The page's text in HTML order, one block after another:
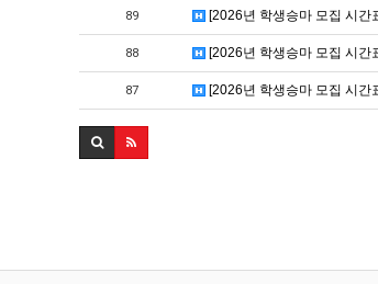
89 [2026년 학생승마 모집 시간
88 [2026년 학생승마 모집 시간
87 [2026년 학생승마 모집 시간